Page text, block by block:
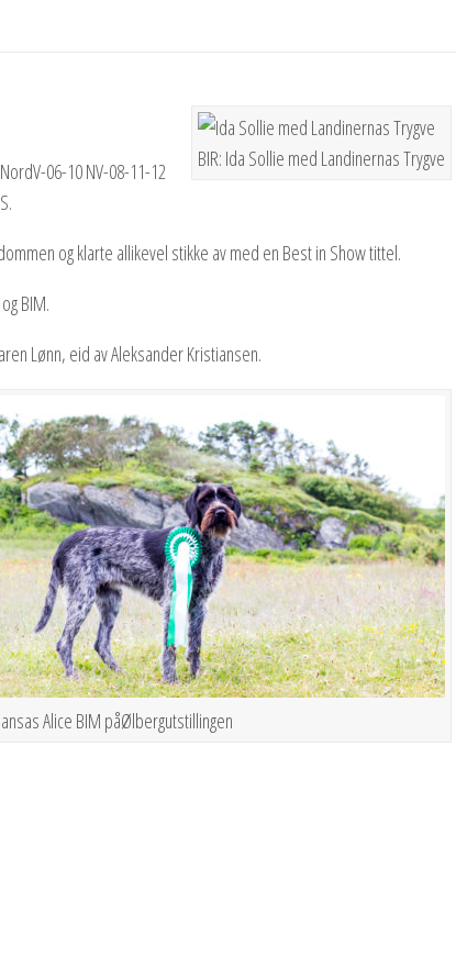
BIR: Ida Sollie med Landinernas Trygve
06-10 NV-08-11-12
og klarte allikevel stikke av med en Best in Show tittel.
BIM.
Lønn, eid av Aleksander Kristiansen.
Alice BIM påØlbergutstillingen